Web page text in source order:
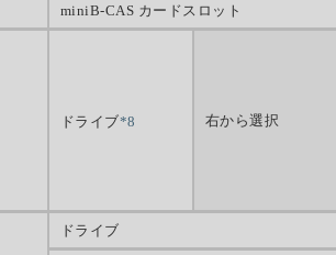
miniB-CAS カードスロット
ドライブ*8 右から選択
ドライブ